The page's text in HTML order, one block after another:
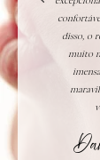
disso, o
muito